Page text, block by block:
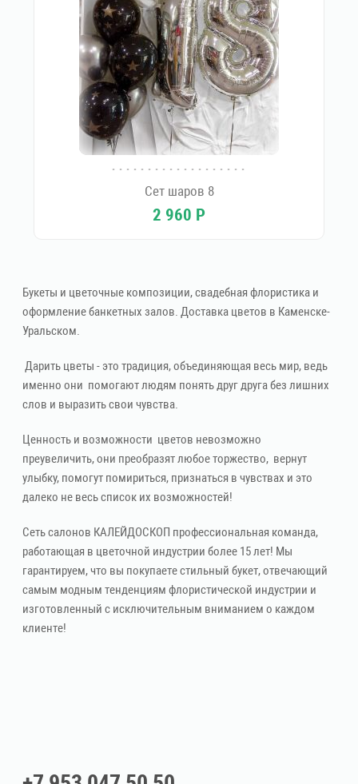
Сет шаров 8
2 960 Р
Букеты и цветочные композиции, свадебная флористика и
оформление банкетных залов. Доставка цветов в Каменске-
Уральском.
Дарить цветы - это традиция, объединяющая весь мир, ведь
именно они помогают людям понять друг друга без лишних
слов и выразить свои чувства.
Ценность и возможности цветов невозможно
преувеличить, они преобразят любое торжество, вернут
улыбку, помогут помириться, признаться в чувствах и это
далеко не весь список их возможностей!
Сеть салонов КАЛЕЙДОСКОП профессиональная команда,
работающая в цветочной индустрии более 15 лет! Мы
гарантируем, что вы покупаете стильный букет, отвечающий
самым модным тенденциям флористической индустрии и
изготовленный с исключительным вниманием о каждом
клиенте!